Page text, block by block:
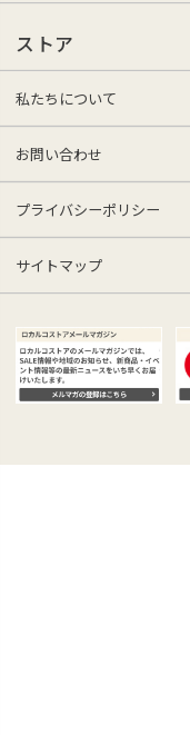
ストア
私たちについて
お問い合わせ
プライバシーポリシー
サイトマップ